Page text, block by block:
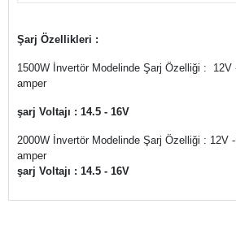
Şarj Özellikleri :
1500W İnvertör Modelinde Şarj Özelliği : 12V
amper
şarj Voltajı : 14.5 - 16V
2000W İnvertör Modelinde Şarj Özelliği : 12V
amper
şarj Voltajı : 14.5 - 16V